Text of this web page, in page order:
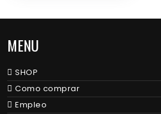
MENU
SHOP
Como comprar
Empleo